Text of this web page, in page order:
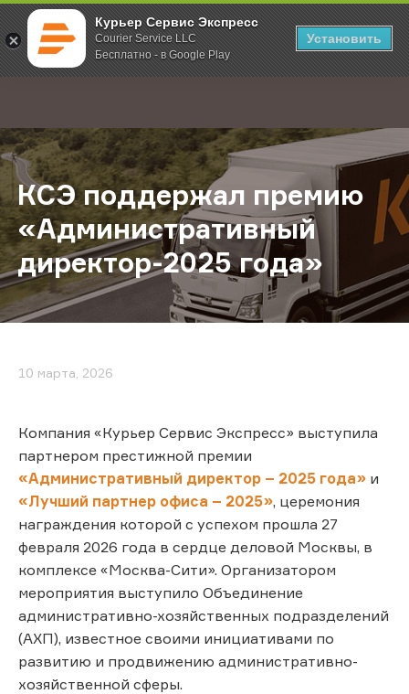
Курьер Сервис Экспресс
Courier Service LLC
Бесплатно - в Google Play
Установить
; Главная О компании Новости КСЭ поддержал премию
КСЭ поддержал премию
«Административный
директор-2025 года»
10 марта, 2026
Компания «Курьер Сервис Экспресс» выступила
партнером престижной премии
«Административный директор – 2025 года» и
«Лучший партнер офиса – 2025», церемония
награждения которой с успехом прошла 27
февраля 2026 года в сердце деловой Москвы, в
комплексе «Москва-Сити». Организатором
мероприятия выступило Объединение
административно-хозяйственных подразделений
(АХП), известное своими инициативами по
развитию и продвижению административно-
хозяйственной сферы.